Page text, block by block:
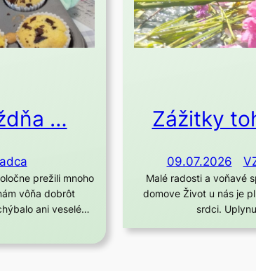
…
prežili mnoho
vôňa dobrôt
ani veselé…
Zážitky
09.07.2026
Malé radosti a voňavé
domove Život u nás je
srdci.